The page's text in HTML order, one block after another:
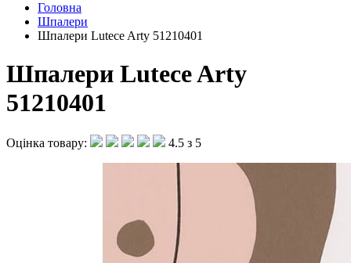
Головна
Шпалери
Шпалери Lutece Arty 51210401
Шпалери Lutece Arty
51210401
Оцінка товару: 4.5 з 5